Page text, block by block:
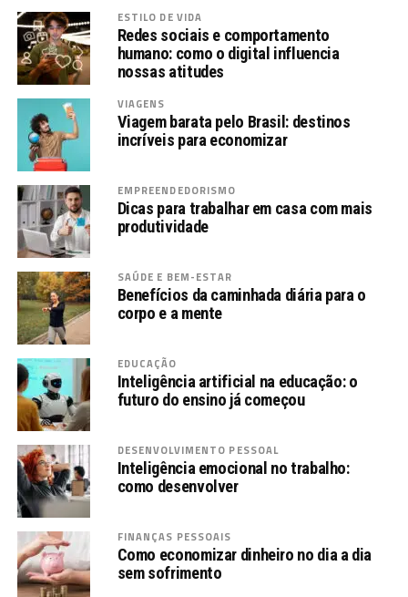
ESTILO DE VIDA
Redes sociais e comportamento
humano: como o digital influencia
nossas atitudes
VIAGENS
Viagem barata pelo Brasil: destinos
incríveis para economizar
EMPREENDEDORISMO
Dicas para trabalhar em casa com mais
produtividade
SAÚDE E BEM-ESTAR
Benefícios da caminhada diária para o
corpo e a mente
EDUCAÇÃO
Inteligência artificial na educação: o
futuro do ensino já começou
DESENVOLVIMENTO PESSOAL
Inteligência emocional no trabalho:
como desenvolver
FINANÇAS PESSOAIS
Como economizar dinheiro no dia a dia
sem sofrimento